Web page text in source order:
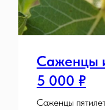
Саженцы
5 000 ₽
Саженцы